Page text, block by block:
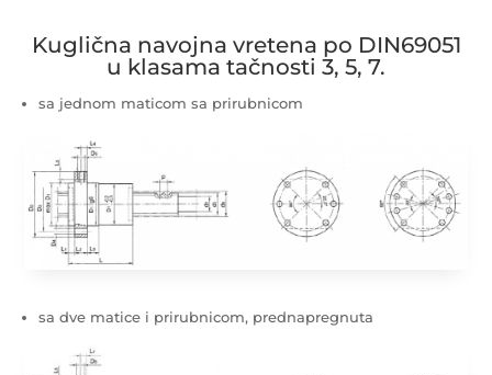
Kuglična navojna vretena po DIN69051
u klasama tačnosti 3, 5, 7.
sa jednom maticom sa prirubnicom
sa dve matice i prirubnicom, prednapregnuta